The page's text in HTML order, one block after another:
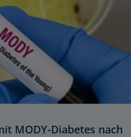
MODY-Diabetes nach